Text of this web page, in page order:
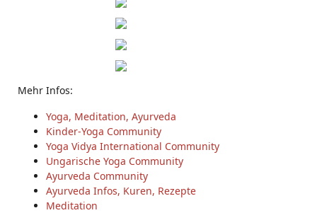
Mehr Infos:
Yoga, Meditation, Ayurveda
Kinder-Yoga Community
Yoga Vidya International Community
Ungarische Yoga Community
Ayurveda Community
Ayurveda Infos, Kuren, Rezepte
Meditation